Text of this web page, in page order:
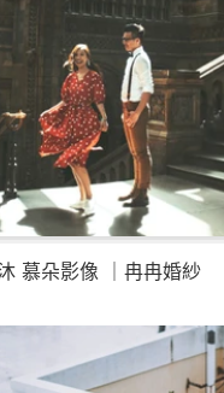
慕朵影像 ｜冉冉婚紗